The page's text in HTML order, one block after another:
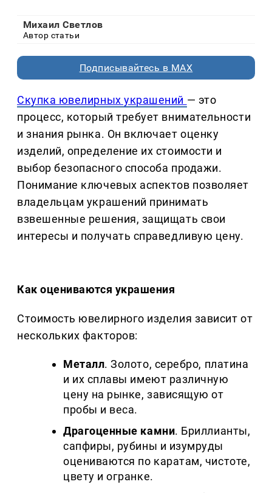
Михаил Светлов
Автор статьи
Подписывайтесь в MAX
Скупка ювелирных украшений — это
процесс, который требует внимательности
и знания рынка. Он включает оценку
изделий, определение их стоимости и
выбор безопасного способа продажи.
Понимание ключевых аспектов позволяет
владельцам украшений принимать
взвешенные решения, защищать свои
интересы и получать справедливую цену.
Как оцениваются украшения
Стоимость ювелирного изделия зависит от
нескольких факторов:
Металл. Золото, серебро, платина
и их сплавы имеют различную
цену на рынке, зависящую от
пробы и веса.
Драгоценные камни. Бриллианты,
сапфиры, рубины и изумруды
оцениваются по каратам, чистоте,
цвету и огранке.